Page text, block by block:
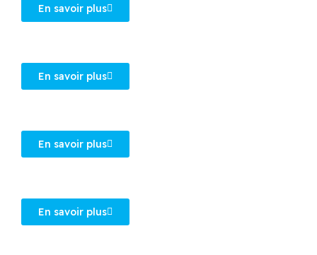
En savoir plus
En savoir plus
En savoir plus
En savoir plus